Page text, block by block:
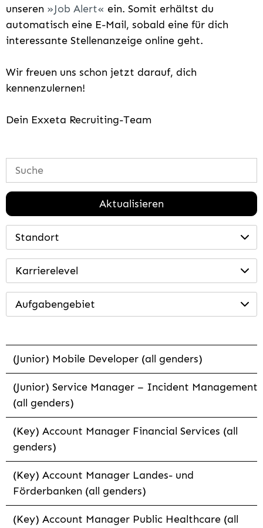
unseren
Job Alert
ein. Somit erhältst du
automatisch eine E-Mail, sobald eine für dich
interessante Stellenanzeige online geht.
Wir freuen uns schon jetzt darauf, dich
kennenzulernen!
Dein Exxeta Recruiting-Team
Aktualisieren
Standort
Karrierelevel
Aufgabengebiet
(Junior) Mobile Developer (all genders)
(Junior) Service Manager – Incident Management
(all genders)
(Key) Account Manager Financial Services (all
genders)
(Key) Account Manager Landes- und
Förderbanken (all genders)
(Key) Account Manager Public Healthcare (all